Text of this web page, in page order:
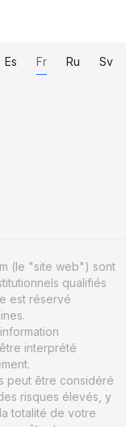
Es Fr Ru Sv
(le "site web") sont
qualifiés
est réservé
interprété
peut être considéré
risques élevés, y
totalité de votre